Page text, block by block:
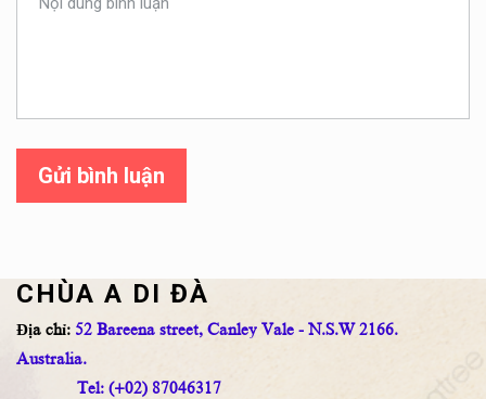
Gửi bình luận
CHÙA A DI ĐÀ
Địa chỉ: 52 Bareena street, Canley Vale - N.S.W 2166.
Australia.
Tel: (+02) 87046317